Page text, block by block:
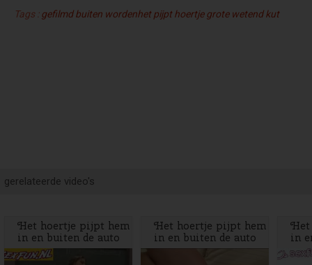
Tags :gefilmd buiten wordenhet pijpt hoertje grote wetend kut
gerelateerde video's
Het hoertje pijpt hem
in en buiten de auto
en laat zich neuken
Het hoertje pijpt hem
in en buiten de auto
en laat zich neuken
Het
in
en